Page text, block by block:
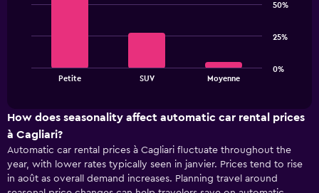
chart
displaying
24
to
60.
X
axis
displaying
categories.
Range:
3
Petite SUV Moyenne
0%
25%
50%
How does seasonality affect automatic car rental prices
à Cagliari?
Automatic car rental prices à Cagliari fluctuate throughout the
year, with lower rates typically seen in janvier. Prices tend to rise
in août as overall demand increases. Planning travel around